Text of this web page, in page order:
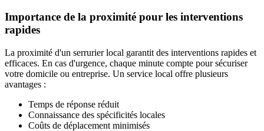
Importance de la proximité pour les interventions
rapides
La proximité d'un serrurier local garantit des interventions rapides et
efficaces. En cas d'urgence, chaque minute compte pour sécuriser
votre domicile ou entreprise. Un service local offre plusieurs
avantages :
Temps de réponse réduit
Connaissance des spécificités locales
Coûts de déplacement minimisés